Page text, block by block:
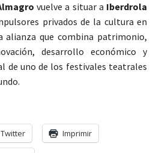
vuelve a situar a Iberdrola
privados de la cultura en
alianza que combina patrimonio,
desarrollo económico y
de uno de los festivales teatrales
Twitter Imprimir